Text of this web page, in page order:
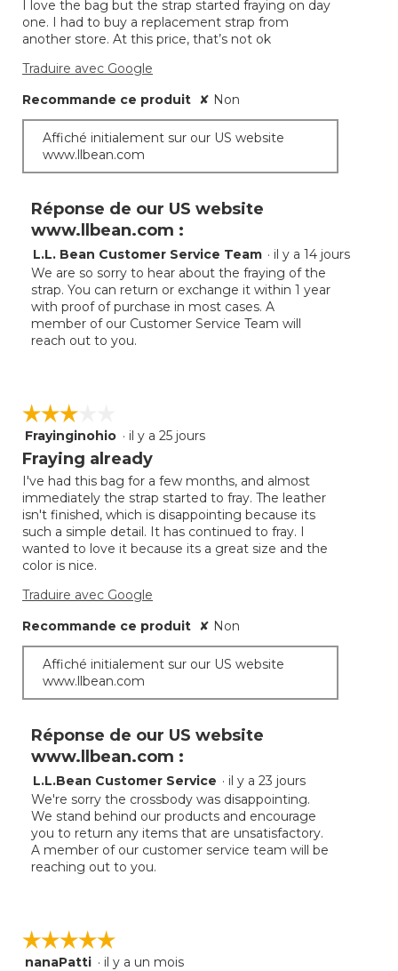
5.I love the bag but the strap started fraying on day
one. I had to buy a replacement strap from
another store. At this price, that’s not ok
Traduire avec Google
Recommande ce produit ✘ Non
Affiché initialement sur our US website
www.llbean.com
Réponse de our US website
www.llbean.com :
L.L. Bean Customer Service Team · il y a 14 jours
We are so sorry to hear about the fraying of the
strap. You can return or exchange it within 1 year
with proof of purchase in most cases. A
member of our Customer Service Team will
reach out to you.
☆☆☆☆☆
☆☆☆☆☆
3
étoile(s)
5.
Frayinginohio · il y a 25 jours
Fraying already
I've had this bag for a few months, and almost
immediately the strap started to fray. The leather
isn't finished, which is disappointing because its
such a simple detail. It has continued to fray. I
wanted to love it because its a great size and the
color is nice.
Traduire avec Google
Recommande ce produit ✘ Non
Affiché initialement sur our US website
www.llbean.com
Réponse de our US website
www.llbean.com :
L.L.Bean Customer Service · il y a 23 jours
We're sorry the crossbody was disappointing.
We stand behind our products and encourage
you to return any items that are unsatisfactory.
A member of our customer service team will be
reaching out to you.
☆☆☆☆☆
☆☆☆☆☆
5nanaPatti · il y a un mois